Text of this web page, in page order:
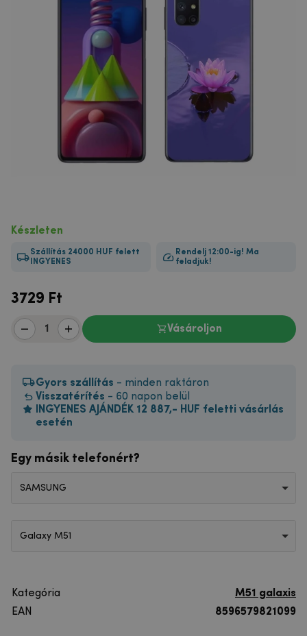
Készleten
Szállítás 24000 HUF felett
INGYENES
Rendelj 12:00-ig! Ma
feladjuk!
3729 Ft
Vásároljon
Gyors szállítás - minden raktáron
Visszatérítés - 60 napon belül
INGYENES AJÁNDÉK 12 887,- HUF feletti vásárlás
esetén
Egy másik telefonért?
SAMSUNG
Galaxy M51
Kategória
M51 galaxis
EAN
8596579821099